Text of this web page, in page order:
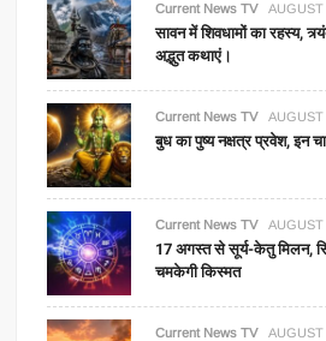
Current News TV
सावन में शिवधामों का रहस्य,
अद्भुत कथाएं।
Current News TV
बुध का पुष्य नक्षत्र प्रवेश, इन
Current News TV
17 अगस्त से सूर्य-केतु मिलन,
चमकेगी किस्मत
Current News TV